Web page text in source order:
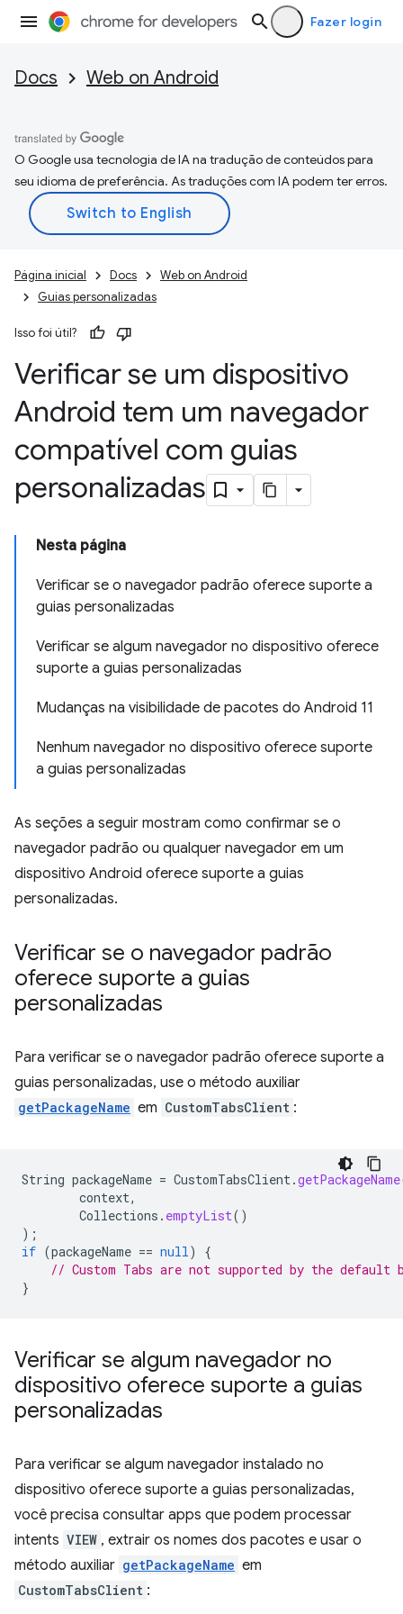
Fazer login
Docs Web on Android
O Google usa tecnologia de IA na tradução de conteúdos para
seu idioma de preferência. As traduções com IA podem ter erros.
Página inicial Docs
Web on Android
Guias personalizadas
Isso foi útil?
Verificar se um dispositivo
Android tem um navegador
compatível com guias
personalizadas
Nesta página
Verificar se o navegador padrão oferece suporte a
guias personalizadas
Verificar se algum navegador no dispositivo oferece
suporte a guias personalizadas
Mudanças na visibilidade de pacotes do Android 11
Nenhum navegador no dispositivo oferece suporte
a guias personalizadas
As seções a seguir mostram como confirmar se o
navegador padrão ou qualquer navegador em um
dispositivo Android oferece suporte a guias
personalizadas.
Verificar se o navegador padrão
oferece suporte a guias
personalizadas
Para verificar se o navegador padrão oferece suporte a
guias personalizadas, use o método auxiliar
getPackageName em CustomTabsClient :
String packageName = CustomTabsClient.getPackageName
context,
Collections . emptyList()
);
if (packageName == null)
{
// Custom Tabs are not supported by the default
}
Verificar se algum navegador no
dispositivo oferece suporte a guias
personalizadas
Para verificar se algum navegador instalado no
dispositivo oferece suporte a guias personalizadas,
você precisa consultar apps que podem processar
intents VIEW , extrair os nomes dos pacotes e usar o
método auxiliar getPackageName em
CustomTabsClient :